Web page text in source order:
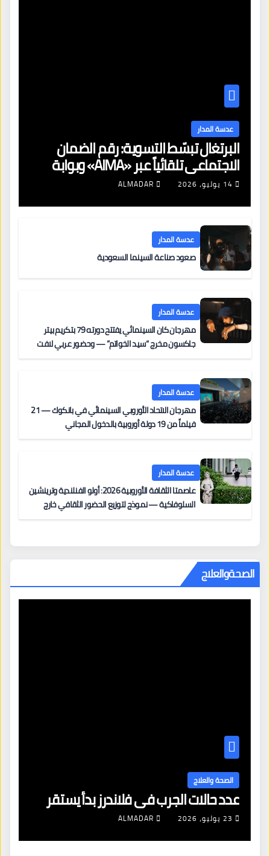
عدسة المدار
البرتغال تبسّط التسوية: رقم الضمان
الاجتماعي تلقائياً عبر «AIMA» وبوابة
جديدة لتجديد الإقامات
14 يوليو، 2026 ALMADAR
عدسة المدار
صعود صناعة السينما السعودية
عدسة المدار
مهرجان كان السينمائي يفتتح دورته 79 بتكريم بيتر
جاكسون مخرج “سيد الخواتم” — وحضور عربي لافت
عدسة المدار
مهرجان الاتحاد الأوروبي السينمائي في بانكوك — 21
فيلماً من 19 دولة أوروبية بالدخول المجاني
عدسة المدار
عاصمتا الثقافة الأوروبية 2026: أولو الفنلندية وترينشين
السلوفاكية — نموذج لتوزيع الحضور الثقافي خارج
الصحةوالعلاج
الصحة والعلاج
عدد حالات الجرب في فلاندرز بدأ يستقر
23 يوليو، 2026 ALMADAR